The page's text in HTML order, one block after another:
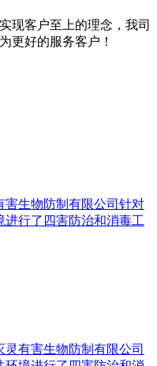
现客户至上的理念，我司
更好的服务客户！
害生物防制有限公司针对
行了四害防治和消毒工
有害生物防制有限公司